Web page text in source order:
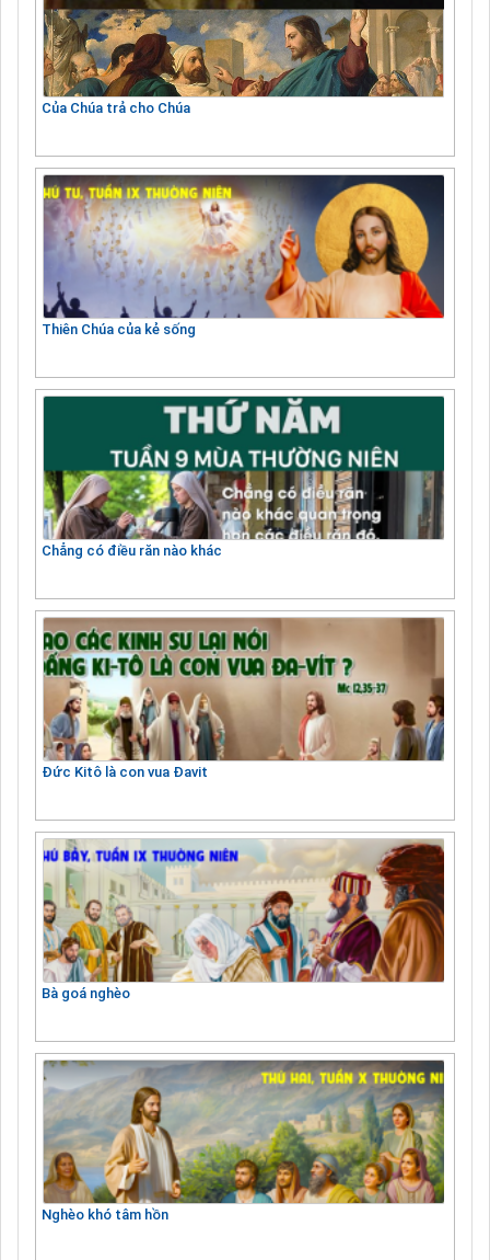
Của Chúa trả cho Chúa
Thiên Chúa của kẻ sống
Chẳng có điều răn nào khác
Đức Kitô là con vua Đavit
Bà goá nghèo
Nghèo khó tâm hồn